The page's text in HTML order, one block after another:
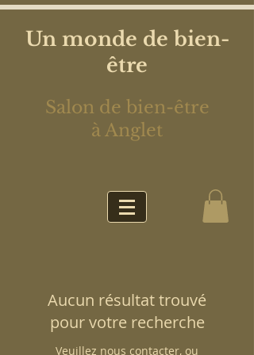
Un monde de bien-
être
Salon de bien-être
à Anglet
Aucun résultat trouvé
pour votre recherche
Veuillez nous contacter, ou